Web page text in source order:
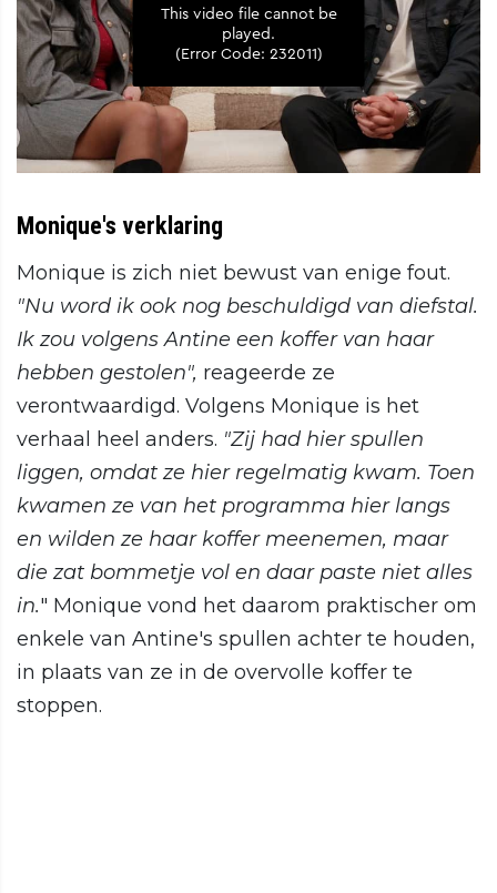
Monique's verklaring
Monique is zich niet bewust van enige fout.
"Nu word ik ook nog beschuldigd van diefstal.
Ik zou volgens Antine een koffer van haar
hebben gestolen", reageerde ze
verontwaardigd. Volgens Monique is het
verhaal heel anders. "Zij had hier spullen
liggen, omdat ze hier regelmatig kwam. Toen
kwamen ze van het programma hier langs
en wilden ze haar koffer meenemen, maar
die zat bommetje vol en daar paste niet alles
in." Monique vond het daarom praktischer om
enkele van Antine's spullen achter te houden,
in plaats van ze in de overvolle koffer te
stoppen.